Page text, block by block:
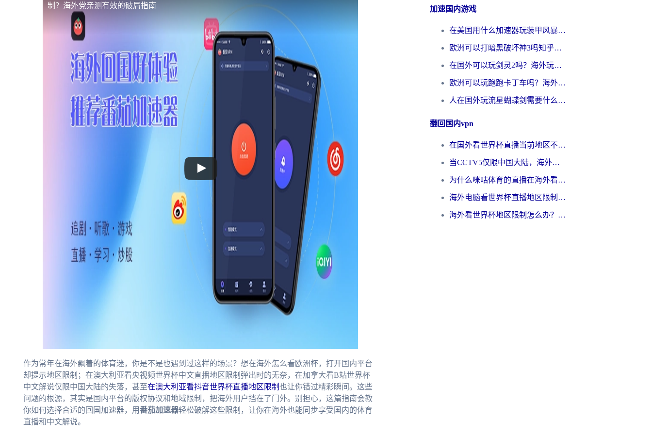
制？海外党亲测有效的破局指南
作为常年在海外飘着的体育迷，你是不是也遇到过这样的场景？想在海外怎么看欧洲杯，打开国内平台
却提示地区限制；在澳大利亚看央视频世界杯中文直播地区限制弹出时的无奈，在加拿大看B站世界杯
中文解说仅限中国大陆的失落，甚至在澳大利亚看抖音世界杯直播地区限制 也让你错过精彩瞬间。这些
问题的根源，其实是国内平台的版权协议和地域限制，把海外用户挡在了门外。别担心，这篇指南会教
你如何选择合适的回国加速器，用番茄加速器轻松破解这些限制，让你在海外也能同步享受国内的体育
直播和中文解说。
加速国内游戏
在美国用什么加速器玩装甲风暴？海外玩家亲测有效的国服游戏加速指南
欧洲可以打暗黑破坏神3吗知乎？海外玩家国服游戏加速终极指南
在国外可以玩剑灵2吗？海外玩家国服畅玩终极指南（附永恒之塔明日方舟加速方案）
欧洲可以玩跑跑卡丁车吗？海外玩家国服游戏畅玩终极指南（附QQ炫舞剑网3解决方案）
人在国外玩流星蝴蝶剑需要什么加速器？老玩家亲测的终极解决方案
翻回国内vpn
在国外看世界杯直播当前地区不可播放？海外党必看的回国加速全攻略
当CCTV5仅限中国大陆，海外球迷的世界杯狂欢如何继续？
为什么咪咕体育的直播在海外看不了？3步解决海外看世界杯+抖音地区限制难题
海外电脑看世界杯直播地区限制怎么办？你需要一个聪明的加速器
海外看世界杯地区限制怎么办？一篇搞定咪咕视频播放+国内资源无缝访问指南